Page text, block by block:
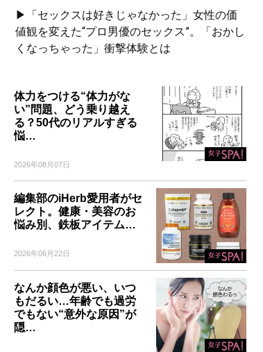
▶「セックスは好きじゃなかった」女性の価
値観を変えた“プロ男優のセックス”。「おかし
くなっちゃった」衝撃体験とは
体力をつける“体力がな
い”問題、どう乗り越え
る？50代のリアルすぎる
悩…
2026年08月07日
編集部のiHerb愛用者がセ
レクト。健康・美容のお
悩み別、鉄板アイテム…
2026年06月22日
なんか顔色が悪い、いつ
もだるい…年齢でも過労
でもない“意外な原因”が
隠…